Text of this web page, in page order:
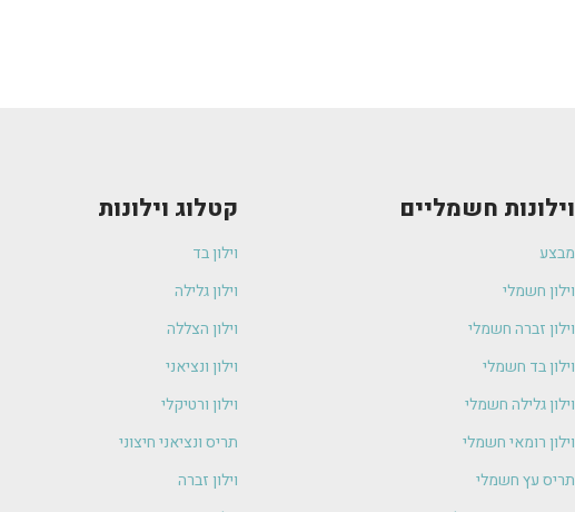
וילונות חשמליים
מבצע
וילון חשמלי
וילון זברה חשמלי
וילון בד חשמלי
וילון גלילה חשמלי
וילון רומאי חשמלי
תריס עץ חשמלי
קטלוג וילונות
וילון בד
וילון גלילה
וילון הצללה
וילון ונציאני
וילון ורטיקלי
תריס ונציאני חיצוני
וילון זברה